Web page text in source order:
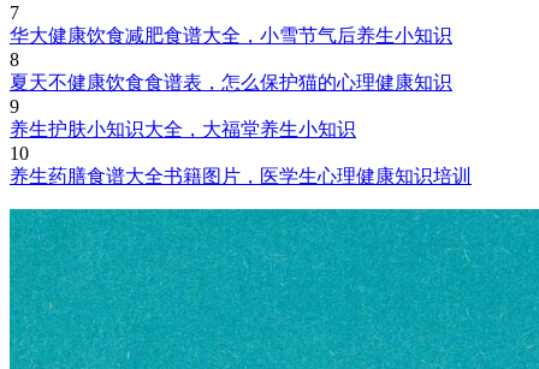
7
华大健康饮食减肥食谱大全，小雪节气后养生小知识
8
夏天不健康饮食食谱表，怎么保护猫的心理健康知识
9
养生护肤小知识大全，大福堂养生小知识
10
养生药膳食谱大全书籍图片，医学生心理健康知识培训